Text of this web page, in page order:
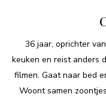
36 jaar, oprichter
keuken en reist anders
filmen. Gaat naar bed
Woont samen